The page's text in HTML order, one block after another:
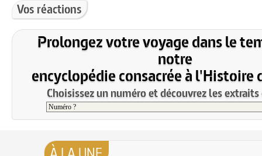
Vos réactions
Prolongez votre voyage dans le
notre
encyclopédie consacrée à l'Histoire
Choisissez un numéro et découvrez les